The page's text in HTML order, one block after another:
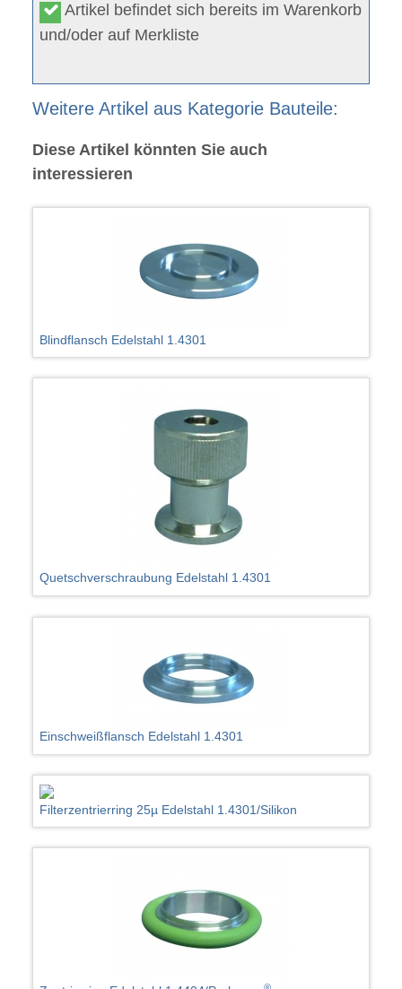
Artikel befindet sich bereits im Warenkorb
und/oder auf Merkliste
Weitere Artikel aus Kategorie Bauteile:
Diese Artikel könnten Sie auch
interessieren
Blindflansch Edelstahl 1.4301
Quetschverschraubung Edelstahl 1.4301
Einschweißflansch Edelstahl 1.4301
Filterzentrierring 25µ Edelstahl 1.4301/Silikon